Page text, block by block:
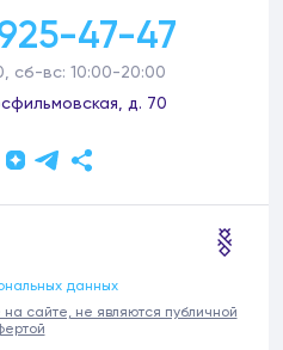
47-47
сб-вс: 10:00-20:00
д. 70
данных
сайте, не являются публичной